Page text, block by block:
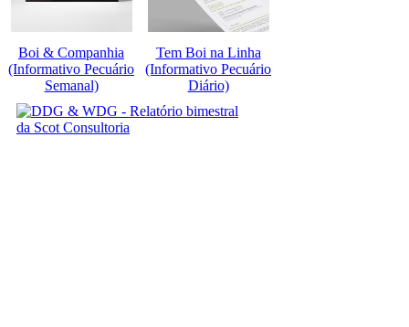
Boi & Companhia
(Informativo Pecuário
Semanal)
Tem Boi na Linha
(Informativo Pecuário
Diário)